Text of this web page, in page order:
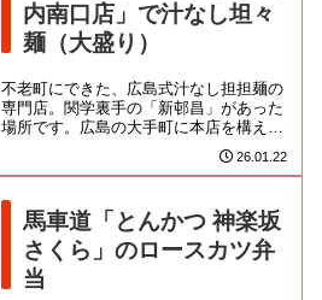
内南口店」で汁なし坦々
麺（大盛り）
不老町にできた、広島式汁なし担担麺の
専門店。関学裏手の「新邨昌」があった
場所です。広島の大手町に本店を構える
「キング軒」は、FC等の県外展開を積極
的に進めており、むしろ都内...
26.01.22
馬車道「とんかつ 神楽坂
さくら」のロースカツ弁
当